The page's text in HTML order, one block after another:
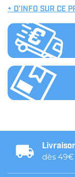
+ D’INFO SUR CE
dès